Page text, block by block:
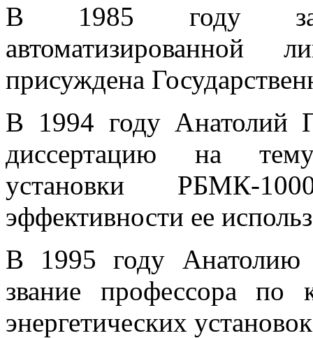
В 1985 году за
автоматизированной
присуждена
В 1994 году Анатолий
диссертацию на
установки РБМК-
эффективности ее
В 1995 году Анатолию
звание профессора по
энергетических установок